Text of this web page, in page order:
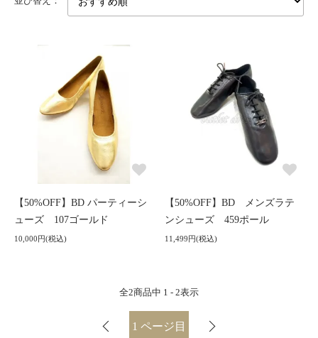
【50%OFF】BD パーティーシ
ューズ 107ゴールド
10,000円(税込)
【50%OFF】BD メンズラテ
ンシューズ 459ポール
11,499円(税込)
全2商品中 1 - 2表示
1 ページ目